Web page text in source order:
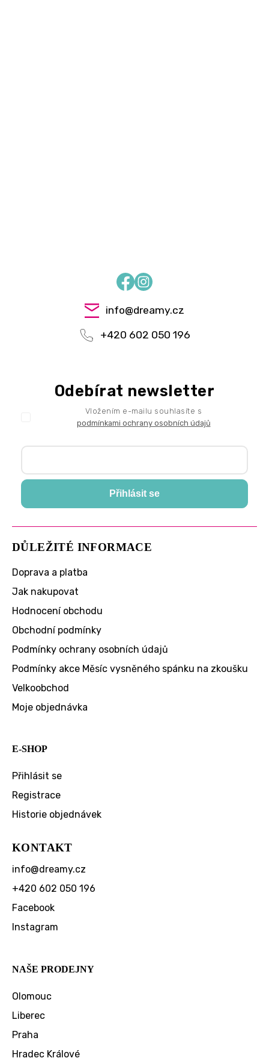
FacebookInstagram
info@dreamy.cz
+420 602 050 196
DŮLEŽITÉ INFORMACE
Doprava a platba
Jak nakupovat
Hodnocení obchodu
Obchodní podmínky
Podmínky ochrany osobních údajů
Podmínky akce Měsíc vysněného spánku na zkoušku
Velkoobchod
Moje objednávka
E-SHOP
Přihlásit se
Registrace
Historie objednávek
KONTAKT
info@dreamy.cz
+420 602 050 196
Facebook
Instagram
Odebírat newsletter
Vložením e-mailu souhlasíte s
podmínkami ochrany osobních údajů
Přihlásit se
NAŠE PRODEJNY
Olomouc
Liberec
Praha
Hradec Králové